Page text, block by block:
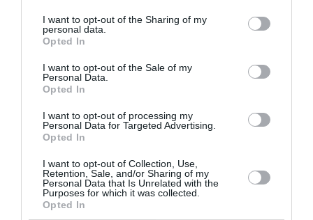
I want to opt-out of the Sharing of my
personal data.
Opted In
I want to opt-out of the Sale of my
Personal Data.
Opted In
I want to opt-out of processing my
Personal Data for Targeted Advertising.
Opted In
I want to opt-out of Collection, Use,
Retention, Sale, and/or Sharing of my
Personal Data that Is Unrelated with the
Purposes for which it was collected.
Opted In
L’objectif est aussi de tester les lignes, de faire
voler les appareils au maximum, pour rentabiliser la
ponctuelles (ici pour les clients VFR), Transavia
obtient une rentabilité remarquable.
Ce commentaire inutile et qui témoigne de
l’ignorance totale de ce dont il est question.